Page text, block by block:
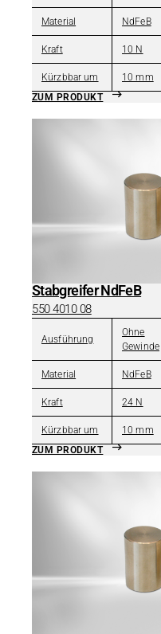
Material NdFeB
Kraft 10 N
Kürzbbar um
10 mm
ZUM PRODUKT
Stabgreifer NdFeB
550 4010 08
Ausführung
Ohne
Gewinde
Material NdFeB
Kraft 24 N
Kürzbbar um
10 mm
ZUM PRODUKT